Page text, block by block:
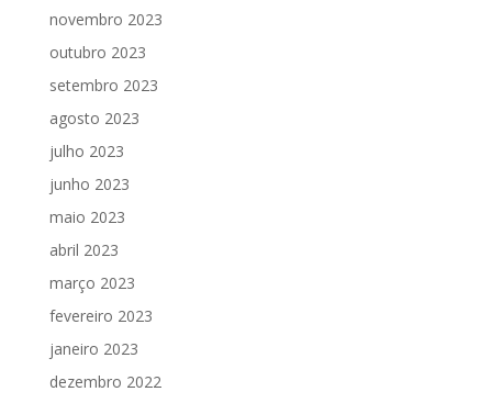
novembro 2023
outubro 2023
setembro 2023
agosto 2023
julho 2023
junho 2023
maio 2023
abril 2023
março 2023
fevereiro 2023
janeiro 2023
dezembro 2022